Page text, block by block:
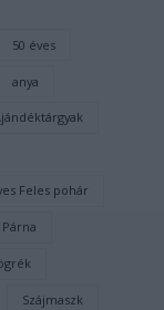
50 éves
anya
Feles pohár
Párna
Szájmaszk